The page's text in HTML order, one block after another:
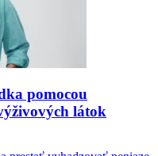
pomocou
látok